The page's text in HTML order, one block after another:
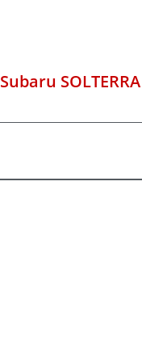
Subaru SOLTERRA